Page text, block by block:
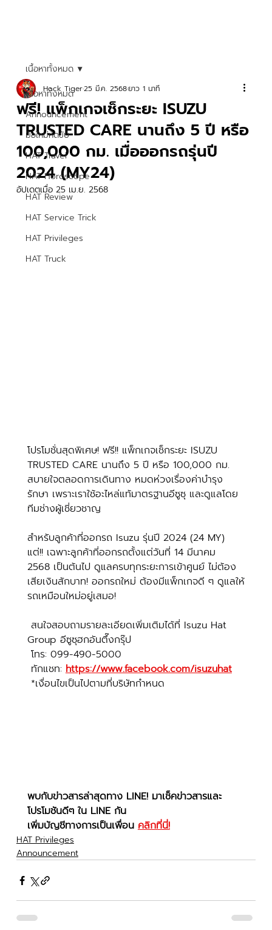
เนื้อหาทั้งหมด
Announcement
มือใหม่หัดขับ
HAT Travel
HAT Horoscope
HAT Review
HAT Service Trick
HAT Privileges
HAT Truck
เนื้อหาทั้งหมด
ฟรี! แพ็กเกจเช็กระยะ ISUZU
TRUSTED CARE นานถึง 5 ปี หรือ
100,000 กม. เมื่อออกรถรุ่นปี
2024 (MY24)
Hock Tiger25 มี.ค. 2568ยาว 1 นาที
อัปเดตเมื่อ 25 เม.ย. 2568
โปรโมชั่นสุดพิเศษ! ฟรี!! แพ็กเกจเช็กระยะ ISUZU
TRUSTED CARE นานถึง 5 ปี หรือ 100,000 กม.
สบายใจตลอดการเดินทาง หมดห่วงเรื่องค่าบำรุง
รักษา เพราะเราใช้อะไหล่แท้มาตรฐานอีซูซุ และดูแลโดย
ทีมช่างผู้เชี่ยวชาญ
สำหรับลูกค้าที่ออกรถ Isuzu รุ่นปี 2024 (24 MY)
แต่!! เฉพาะลูกค้าที่ออกรถตั้งแต่วันที่ 14 มีนาคม
2568 เป็นต้นไป ดูแลครบทุกระยะการเข้าศูนย์ ไม่ต้อง
เสียเงินสักบาท! ออกรถใหม่ ต้องมีแพ็กเกจดี ๆ ดูแลให้
รถเหมือนใหม่อยู่เสมอ!
สนใจสอบถามรายละเอียดเพิ่มเติมได้ที่ Isuzu Hat
Group อีซูซุฮกอันตึ๊งกรุ๊ป
โทร: 099-490-5000
ทักแชท: https://www.facebook.com/isuzuhat
*เงื่อนไขเป็นไปตามที่บริษัทกำหนด
พบกับข่าวสารล่าสุดทาง LINE! มาเช็คข่าวสารและ
โปรโมชันดีๆ ใน LINE กัน
เพิ่มบัญชีทางการเป็นเพื่อน คลิกที่นี่!
HAT Privileges
Announcement